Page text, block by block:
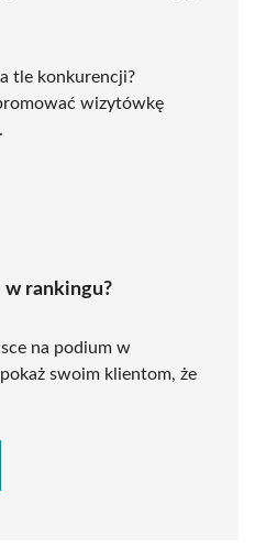
tle konkurencji?
wizytówkę
w rankingu?
na podium w
swoim klientom, że